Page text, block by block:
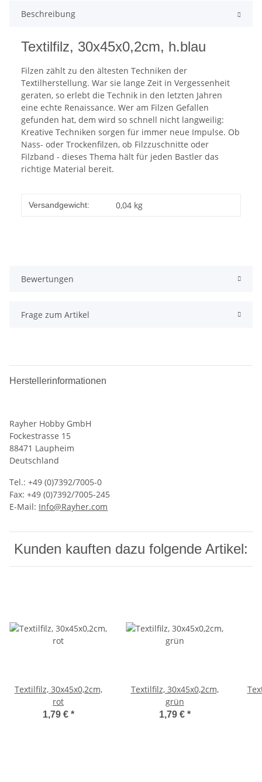
Beschreibung
Textilfilz, 30x45x0,2cm, h.blau
Filzen zählt zu den ältesten Techniken der
Textilherstellung. War sie lange Zeit in Vergessenheit
geraten, so erlebt die Technik in den letzten Jahren
eine echte Renaissance. Wer am Filzen Gefallen
gefunden hat, dem wird so schnell nicht langweilig:
Kreative Techniken sorgen für immer neue Impulse. Ob
Nass- oder Trockenfilzen, ob Filzzuschnitte oder
Filzband - dieses Thema hält für jeden Bastler das
richtige Material bereit.
Versandgewicht: 0,04 kg
Bewertungen
Frage zum Artikel
Herstellerinformationen
Rayher Hobby GmbH
Fockestrasse 15
88471 Laupheim
Deutschland
Tel.: +49 (0)7392/7005-0
Fax: +49 (0)7392/7005-245
E-Mail: Info@Rayher.com
Kunden kauften dazu folgende Artikel:
Textilfilz, 30x45x0,2cm,
rot
1,79 € *
Textilfilz, 30x45x0,2cm,
grün
1,79 € *